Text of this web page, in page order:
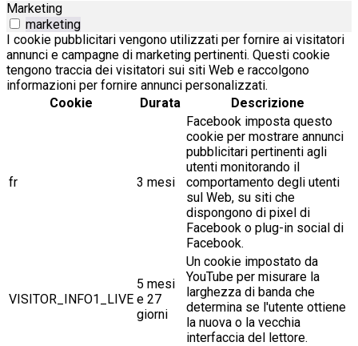
Marketing
marketing
I cookie pubblicitari vengono utilizzati per fornire ai visitatori
annunci e campagne di marketing pertinenti. Questi cookie
tengono traccia dei visitatori sui siti Web e raccolgono
informazioni per fornire annunci personalizzati.
Cookie
Durata Descrizione
fr 3 mesi
Facebook imposta questo
cookie per mostrare annunci
pubblicitari pertinenti agli
utenti monitorando il
comportamento degli utenti
sul Web, su siti che
dispongono di pixel di
Facebook o plug-in social di
Facebook.
VISITOR_INFO1_LIVE
5 mesi
e 27
giorni
Un cookie impostato da
YouTube per misurare la
larghezza di banda che
determina se l'utente ottiene
la nuova o la vecchia
interfaccia del lettore.